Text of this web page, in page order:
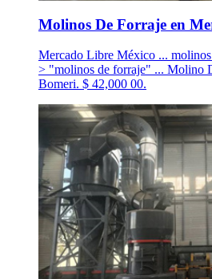
Molinos De Forraje en
Mercado Libre México ...
> "molinos de forraje" ... Molino
Bomeri. $ 42,000 00.